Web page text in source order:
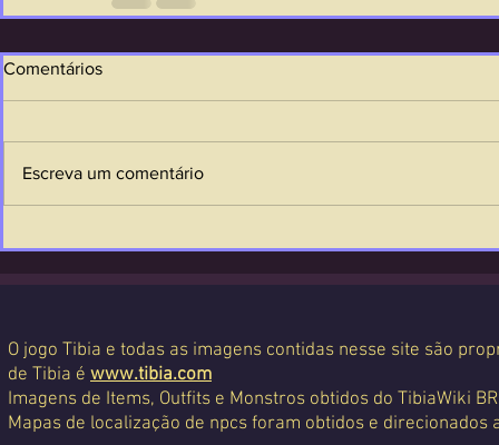
Comentários
Escreva um comentário
O jogo Tibia e todas as imagens contidas nesse site são
de Tibia é www.tibia.com
Imagens de Items, Outfits e Monstros obtidos do TibiaWiki
Mapas de localização de npcs foram obtidos e direcionados